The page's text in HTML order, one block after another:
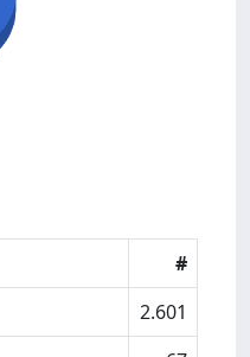
#
2.601